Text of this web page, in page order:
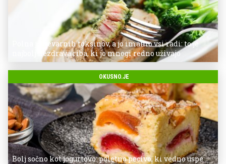
Polna je nevarnih toksinov, a jo imamo vsi radi: to je
najbolj nezdrava riba, ki jo mnogi redno uživajo
OKUSNO.JE
Bolj sočno kot jogurtovo: poletno pecivo, ki vedno uspe